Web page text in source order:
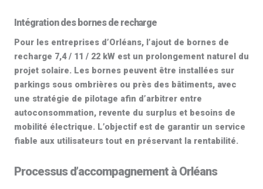
Intégration des bornes de recharge
Pour les entreprises d’Orléans, l’ajout de bornes de
recharge 7,4 / 11 / 22 kW est un prolongement naturel du
projet solaire. Les bornes peuvent être installées sur
parkings sous ombrières ou près des bâtiments, avec
une stratégie de pilotage afin d’arbitrer entre
autoconsommation, revente du surplus et besoins de
mobilité électrique. L’objectif est de garantir un service
fiable aux utilisateurs tout en préservant la rentabilité.
Processus d’accompagnement à Orléans